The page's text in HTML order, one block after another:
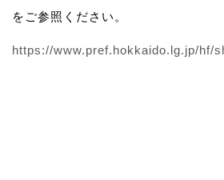
をご参照ください。
https://www.pref.hokkaido.lg.jp/hf/